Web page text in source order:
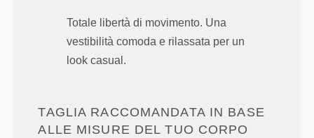
Totale libertà di movimento. Una
vestibilità comoda e rilassata per un
look casual.
TAGLIA RACCOMANDATA IN BASE
ALLE MISURE DEL TUO CORPO